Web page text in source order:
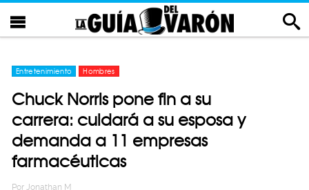
Entretenimiento Hombres
Chuck Norris pone fin a su
carrera: cuidará a su esposa y
demanda a 11 empresas
farmacéuticas
Por Jonathan M